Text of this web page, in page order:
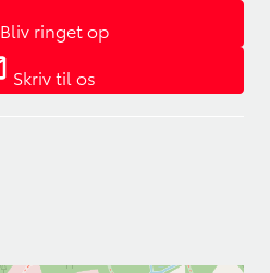
Bliv ringet op
Skriv til os